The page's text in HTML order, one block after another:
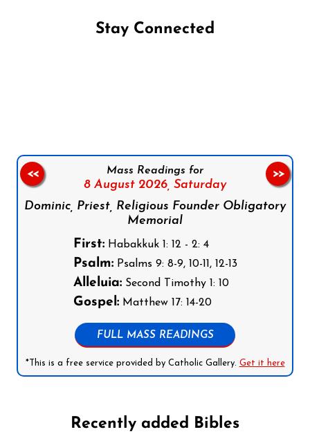
Stay Connected
Mass Readings for
8 August 2026, Saturday
Dominic, Priest, Religious Founder Obligatory
Memorial
First:Habakkuk 1: 12 - 2: 4
Psalm:Psalms 9: 8-9, 10-11, 12-13
Alleluia:Second Timothy 1: 10
Gospel:Matthew 17: 14-20
FULL MASS READINGS
*This is a free service provided by Catholic Gallery. Get it here
<< >>
Recently added Bibles